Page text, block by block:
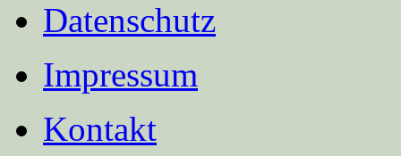
Datenschutz
Impressum
Kontakt